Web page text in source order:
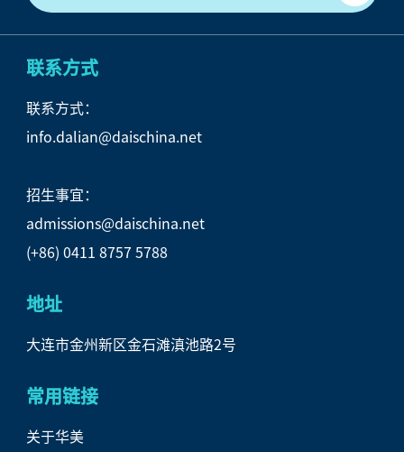
联系方式
联系方式：
info.dalian@daischina.net
招生事宜：
admissions@daischina.net
(+86) 0411 8757 5788
地址
大连市金州新区金石滩滇池路2号
常用链接
关于华美